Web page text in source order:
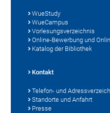
WueStudy
WueCampus
Vorlesungsverzeichnis
Online-Bewerbung und
Katalog der Bibliothek
Kontakt
Telefon- und
Standorte und Anfahrt
Presse